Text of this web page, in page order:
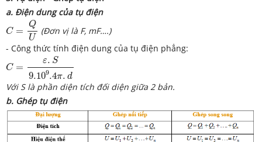
a. Điện dung của tụ điện
C =
Q
U
C=QU
(Đơn vị là F, mF….)
- Công thức tính điện dung của tụ điện phẳng:
C =
ε. S
9.109.4π. d
=ε.S 9.10 9.4π .d
Với S là phần diện tích đối diện giữa 2 bản.
b. Ghép tụ điện